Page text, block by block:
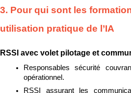
3. Pour qui sont les
utilisation pratique de l’IA
RSSI avec volet pilotage et
Responsables sécurité
opérationnel.
RSSI assurant les